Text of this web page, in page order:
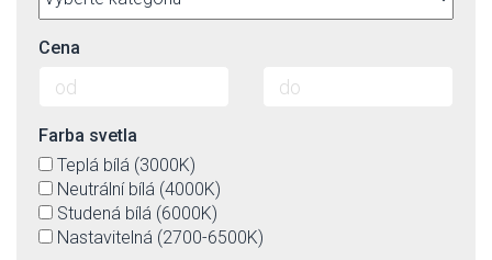
Cena
Farba svetla
Teplá bílá (3000K)
Neutrální bílá (4000K)
Studená bílá (6000K)
Nastavitelná (2700-6500K)